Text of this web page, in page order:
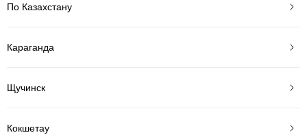
По Казахстану
Караганда
Щучинск
Кокшетау